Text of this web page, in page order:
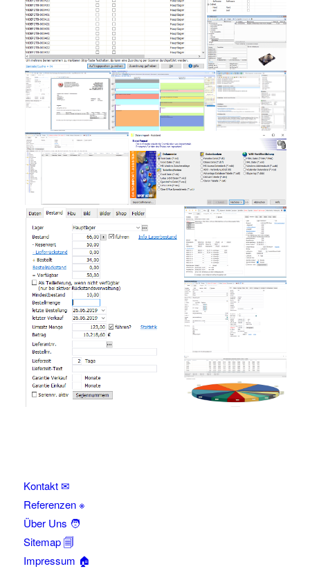
Kontakt ✉
Referenzen ※
Über Uns 🧑
Sitemap 🗐
Impressum 🏠